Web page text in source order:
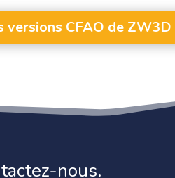
versions CFAO de ZW3D
nous.